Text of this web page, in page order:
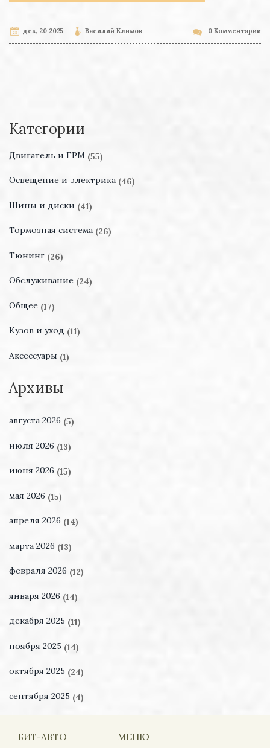
дек, 20 2025 Василий Климов 0 Комментарии
Категории
Двигатель и ГРМ (55)
Освещение и электрика (46)
Шины и диски (41)
Тормозная система (26)
Тюнинг (26)
Обслуживание (24)
Общее (17)
Кузов и уход (11)
Аксессуары (1)
Архивы
августа 2026 (5)
июля 2026 (13)
июня 2026 (15)
мая 2026 (15)
апреля 2026 (14)
марта 2026 (13)
февраля 2026 (12)
января 2026 (14)
декабря 2025 (11)
ноября 2025 (14)
октября 2025 (24)
сентября 2025 (4)
БИТ-АВТО МЕНЮ